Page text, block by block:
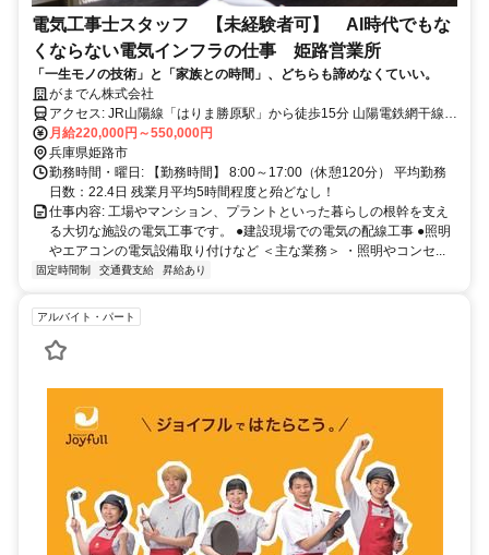
電気工事士スタッフ 【未経験者可】 AI時代でもな
くならない電気インフラの仕事 姫路営業所
「一生モノの技術」と「家族との時間」、どちらも諦めなくていい。
がまでん株式会社
アクセス: JR山陽線「はりま勝原駅」から徒歩15分 山陽電鉄網干線
「広畑駅」から徒歩15分 ※マイカー・バイク・自転車通勤可（無料
駐車場あり）
月給220,000円～550,000円
兵庫県姫路市
勤務時間・曜日: 【勤務時間】 8:00～17:00（休憩120分） 平均勤務
日数：22.4日 残業月平均5時間程度と殆どなし！
仕事内容: 工場やマンション、プラントといった暮らしの根幹を支え
る大切な施設の電気工事です。 ●建設現場での電気の配線工事 ●照明
やエアコンの電気設備取り付けなど ＜主な業務＞ ・照明やコンセ...
固定時間制 交通費支給 昇給あり
アルバイト・パート